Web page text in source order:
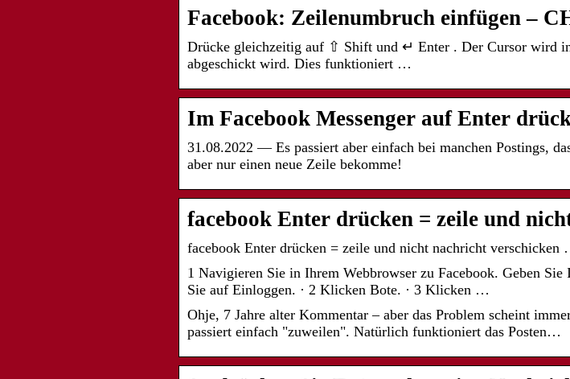
Facebook: Zeilenumbruch einfügen –
Drücke gleichzeitig auf ⇧ Shift und ↵ Enter . Der Cursor wird
abgeschickt wird. Dies funktioniert …
Im Facebook Messenger auf Enter
31.08.2022 — Es passiert aber einfach bei manchen Postings,
aber nur einen neue Zeile bekomme!
facebook Enter drücken = zeile und
facebook Enter drücken = zeile und nicht nachricht
1 Navigieren Sie in Ihrem Webbrowser zu Facebook. Geben
Sie auf Einloggen. · 2 Klicken Bote. · 3 Klicken …
Ohje, 7 Jahre alter Kommentar – aber das Problem scheint
passiert einfach "zuweilen". Natürlich funktioniert das Posten…